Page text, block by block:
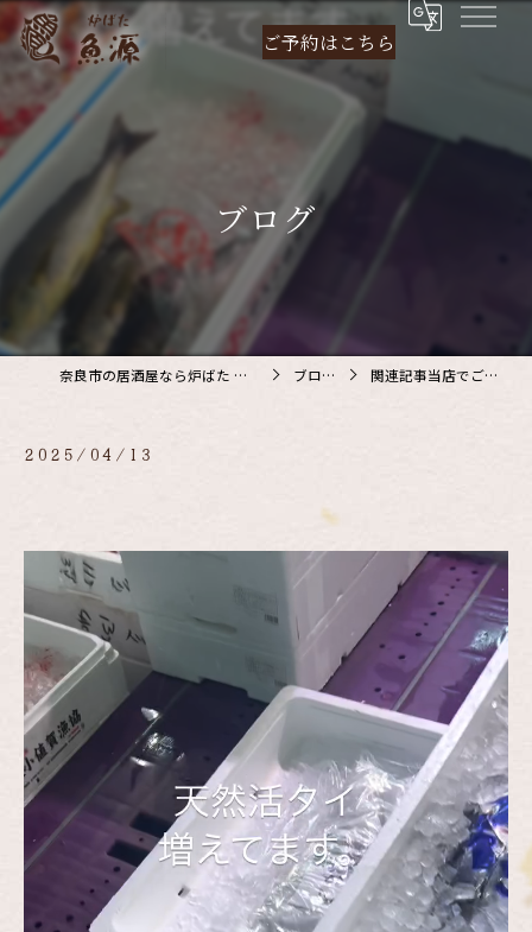
ご予約はこちら
ブログ
奈良市の居酒屋なら炉ばた 魚源 ブログ 関連記事当店でご利…
2025/04/13